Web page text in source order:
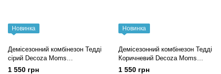
Новинка
Демісезонний комбінезон Тедді
сірий Decoza Moms
(TeddyBearDM03-6117-W04) 56-
1 550 грн
Новинка
Демісезонний комбінезон Тедді
Коричневий Decoza Moms
(TeddyBearDM03-6119-W04) 56-
1 550 грн